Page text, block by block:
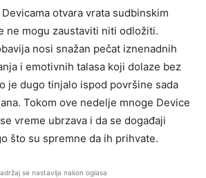
otvara vrata sudbinskim
ne mogu zaustaviti niti odložiti.
nosi snažan pečat iznenadnih
i emotivnih talasa koji dolaze bez
je dugo tinjalo ispod površine sada
Tokom ove nedelje mnoge Device
vreme ubrzava i da se događaji
što su spremne da ih prihvate.
se nastavlja nakon oglasa